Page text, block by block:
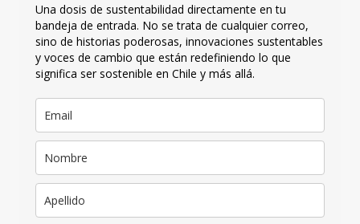
Una dosis de sustentabilidad directamente en tu
bandeja de entrada. No se trata de cualquier correo,
sino de historias poderosas, innovaciones sustentables
y voces de cambio que están redefiniendo lo que
significa ser sostenible en Chile y más allá.